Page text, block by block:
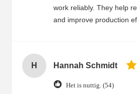
work reliably. They help
and improve production
H Hannah Schmidt
Het is nuttig. (54)